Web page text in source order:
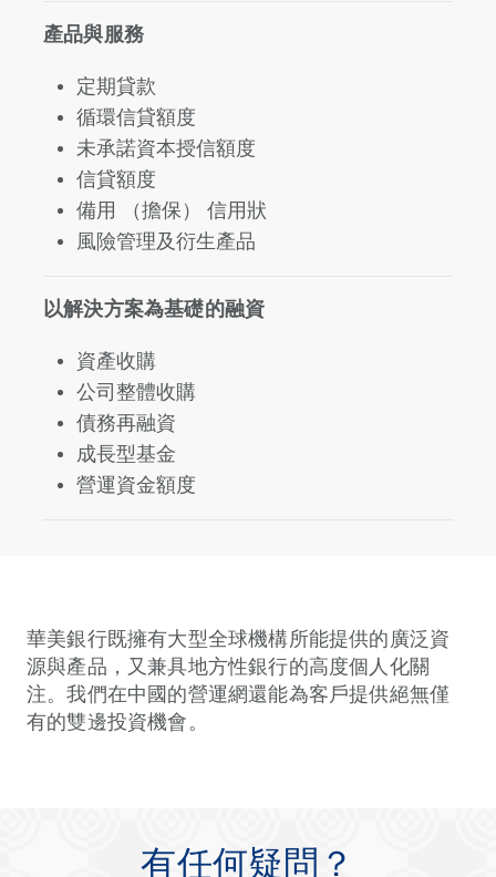
產品與服務
定期貸款
循環信貸額度
未承諾資本授信額度
信貸額度
備用 （擔保） 信用狀
風險管理及衍生產品
以解決方案為基礎的融資
資產收購
公司整體收購
債務再融資
成長型基金
營運資金額度
華美銀行既擁有大型全球機構所能提供的廣泛資
源與產品，又兼具地方性銀行的高度個人化關
注。我們在中國的營運網還能為客戶提供絕無僅
有的雙邊投資機會。
有任何疑問？